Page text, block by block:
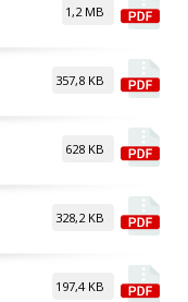
1,2 MB
357,8 KB
628 KB
328,2 KB
197,4 KB